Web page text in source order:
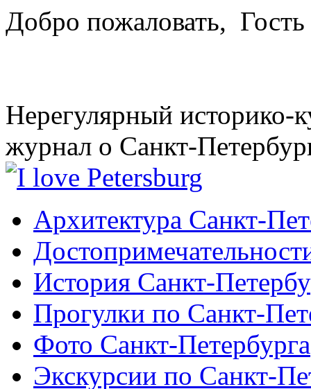
Добро пожаловать, Гость
Нерегулярный историко-
журнал о Санкт-
Архитектура Санкт-
История Санкт-
Прогулки по Санкт-
Фото Санкт-Петербурга
Экскурсии по Санкт-